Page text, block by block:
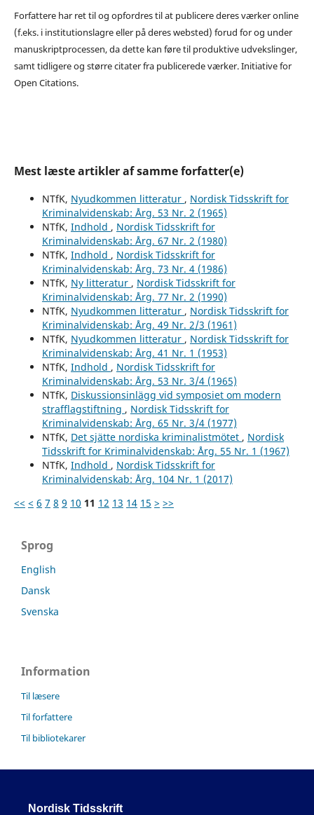
Forfattere har ret til og opfordres til at publicere deres værker online
(f.eks. i institutionslagre eller på deres websted) forud for og under
manuskriptprocessen, da dette kan føre til produktive udvekslinger,
samt tidligere og større citater fra publicerede værker. Initiative for
Open Citations.
Mest læste artikler af samme forfatter(e)
NTfK, Nyudkommen litteratur , Nordisk Tidsskrift for
Kriminalvidenskab: Årg. 53 Nr. 2 (1965)
NTfK, Indhold , Nordisk Tidsskrift for
Kriminalvidenskab: Årg. 67 Nr. 2 (1980)
NTfK, Indhold , Nordisk Tidsskrift for
Kriminalvidenskab: Årg. 73 Nr. 4 (1986)
NTfK, Ny litteratur , Nordisk Tidsskrift for
Kriminalvidenskab: Årg. 77 Nr. 2 (1990)
NTfK, Nyudkommen litteratur , Nordisk Tidsskrift for
Kriminalvidenskab: Årg. 49 Nr. 2/3 (1961)
NTfK, Nyudkommen litteratur , Nordisk Tidsskrift for
Kriminalvidenskab: Årg. 41 Nr. 1 (1953)
NTfK, Indhold , Nordisk Tidsskrift for
Kriminalvidenskab: Årg. 53 Nr. 3/4 (1965)
NTfK, Diskussionsinlägg vid symposiet om modern
strafflagstiftning , Nordisk Tidsskrift for
Kriminalvidenskab: Årg. 65 Nr. 3/4 (1977)
NTfK, Det sjätte nordiska kriminalistmötet , Nordisk
Tidsskrift for Kriminalvidenskab: Årg. 55 Nr. 1 (1967)
NTfK, Indhold , Nordisk Tidsskrift for
Kriminalvidenskab: Årg. 104 Nr. 1 (2017)
<< < 6 7 8 9 10 11 12 13 14 15 > >>
Sprog
English
Dansk
Svenska
Information
Til læsere
Til forfattere
Til bibliotekarer
Nordisk Tidsskrift